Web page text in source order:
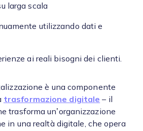
larga scala
utilizzando dati e
ai reali bisogni dei clienti.
è una componente
trasformazione digitale – il
trasforma un’organizzazione
in una realtà digitale, che opera